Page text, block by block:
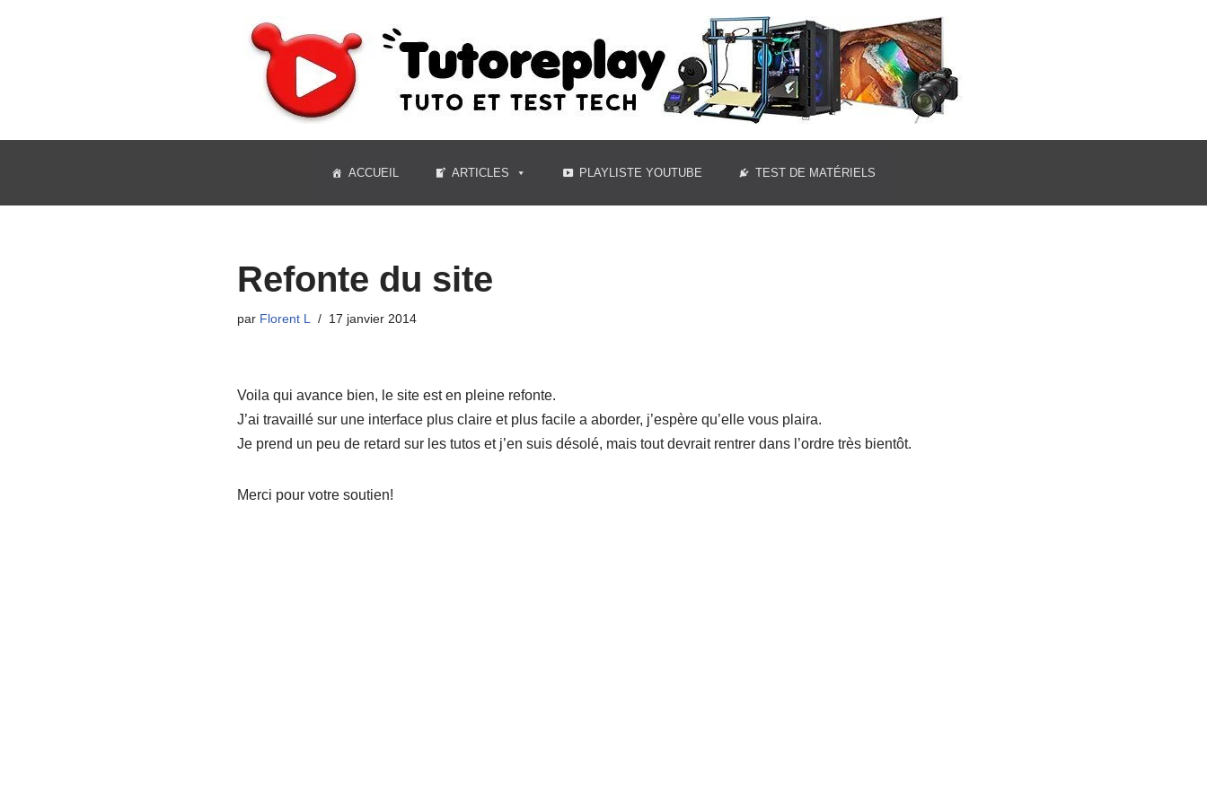
ACCUEIL ARTICLES PLAYLISTE YOUTUBE TEST DE MATÉRIELS
Refonte du site
par Florent L 17 janvier 2014
Voila qui avance bien, le site est en pleine refonte.
J’ai travaillé sur une interface plus claire et plus facile a aborder, j’espère qu’elle vous plaira.
Je prend un peu de retard sur les tutos et j’en suis désolé, mais tout devrait rentrer dans l’ordre très bientôt.
Merci pour votre soutien!